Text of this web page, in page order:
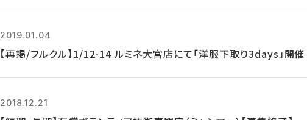
2019.01.04
【再掲/フルクル】1/12-14 ルミネ大宮店にて「洋服下取り3days」開催
2018.12.21